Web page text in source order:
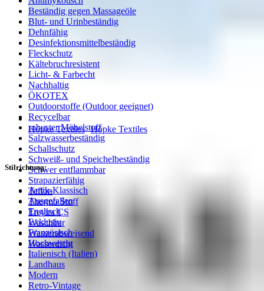
Höpke Textiles Höpke Textiles
Beständig gegen Massageöle
Blut- und Urinbeständig
Dehnfähig
Desinfektionsmittelbeständig
Fleckschutz
Kältebruchresistent
Licht- & Farbecht
Nachhaltig
ÖKOTEX
Outdoorstoffe (Outdoor geeignet)
Recycelbar
robuster Möbelstoff
Salzwasserbeständig
Schallschutz
Schweiß- und Speichelbeständig
Schwer entflammbar
Strapazierfähig
Teflon
Thermo Stoff
Trevira CS
Waschbar
Wasserabweisend
Wasserdicht
Stilrichtung:
Antik-Klassisch
Ausgefallen
Englisch
Exklusiv
Französisch
Hochwertig
Italienisch (Italien)
Landhaus
Modern
Retro-Vintage